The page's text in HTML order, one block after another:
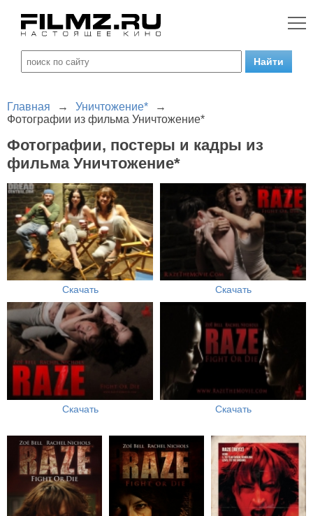
Главная → Уничтожение*
→
Фотографии из фильма Уничтожение*
Фотографии, постеры и кадры из
фильма Уничтожение*
Скачать Скачать
Скачать Скачать